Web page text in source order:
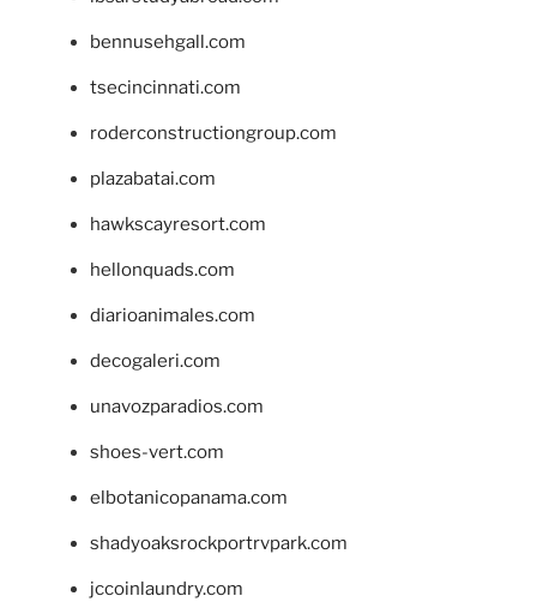
bennusehgall.com
tsecincinnati.com
roderconstructiongroup.com
plazabatai.com
hawkscayresort.com
hellonquads.com
diarioanimales.com
decogaleri.com
unavozparadios.com
shoes-vert.com
elbotanicopanama.com
shadyoaksrockportrvpark.com
jccoinlaundry.com